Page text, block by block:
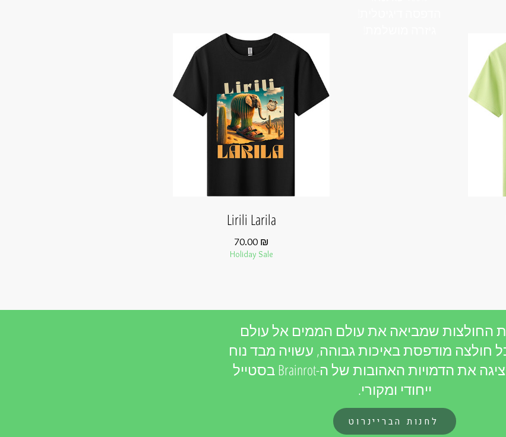
Lirili Larila
70.00 ₪
Holiday Sale
החולצות שמביאה את עולם הממים אל עולם
חולצה מודפסת באיכות גבוהה, עשויה מבד נוח
ועמיד, ומציגה את הדמויות האהובות של ה-Brainrot בסטייל
ייחודי ומקורי.
לחנות הבריינרוט